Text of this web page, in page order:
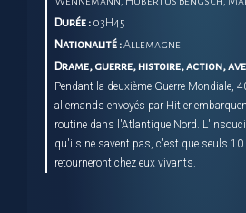
Durée : 03H45
Nationalité :Allemagne
Drame, guerre, histoire, action,
Pendant la deuxième Guerre Mondiale,
allemands envoyés par Hitler
routine dans l'Atlantique Nord.
qu'ils ne savent pas, c'est que seuls
retourneront chez eux vivants.